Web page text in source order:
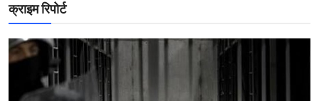
क्राइम रिपोर्ट